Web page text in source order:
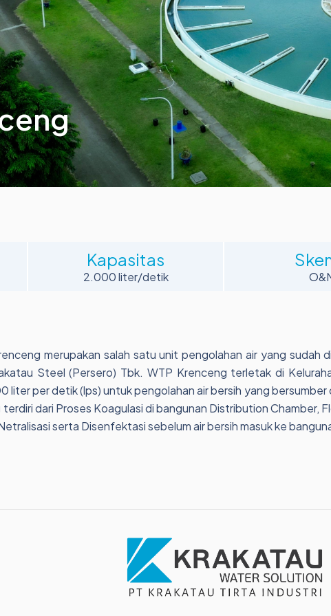
Kapasitas
2.000 liter/detik
merupakan salah satu unit pengolahan air yang sudah
Steel (Persero) Tbk. WTP Krenceng terletak di
liter per detik (lps) untuk pengolahan air bersih yang bersumber
dari Proses Koagulasi di bangunan Distribution Chamber,
serta Disenfektasi sebelum air bersih masuk ke